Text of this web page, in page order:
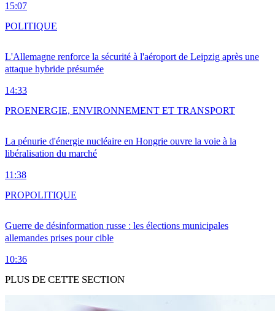
15:07
L'Allemagne renforce la sécurité à l'aéroport de Leipzig après une
attaque hybride présumée
14:33
POLITIQUE
La pénurie d'énergie nucléaire en Hongrie ouvre la voie à la
libéralisation du marché
11:38
PROENERGIE, ENVIRONNEMENT ET TRANSPORT
Guerre de désinformation russe : les élections municipales
allemandes prises pour cible
10:36
PROPOLITIQUE
PLUS DE CETTE SECTION